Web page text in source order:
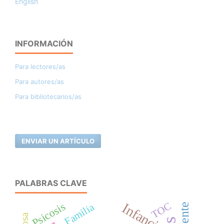
INFORMACIÓN
Para lectores/as
Para autores/as
Para bibliotecarios/as
ENVIAR UN ARTÍCULO
PALABRAS CLAVE
Psicosis TOC
Familia